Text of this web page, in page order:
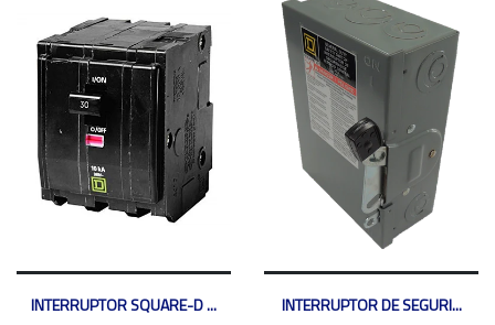
INTERRUPTOR SQUARE-D ...
INTERRUPTOR DE SEGURI...